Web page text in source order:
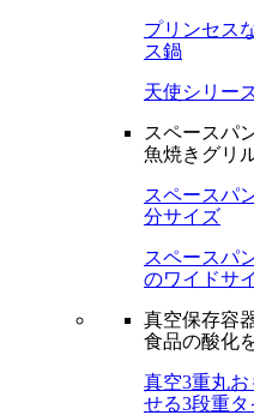
プリンセス
ス鍋
天使シリー
スペースパ
魚焼きグリ
スペースパ
分サイズ
スペースパ
のワイドサ
真空保存容
食品の酸化
真空3重丸お
せる3段重タ